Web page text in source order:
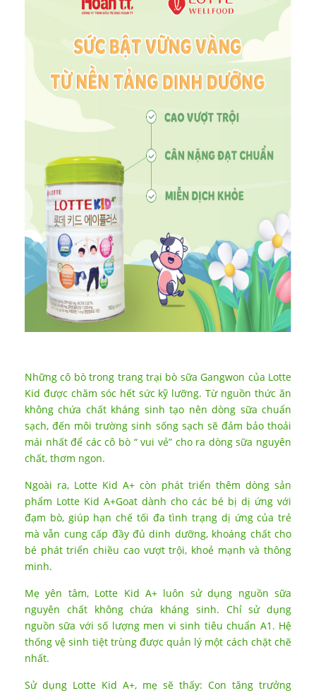
Những cô bò trong trang trại bò sữa Gangwon của Lotte
Kid được chăm sóc hết sức kỹ lưỡng. Từ nguồn thức ăn
không chứa chất kháng sinh tạo nên dòng sữa chuẩn
sạch, đến môi trường sinh sống sạch sẽ đảm bảo thoải
mái nhất để các cô bò “ vui vẻ” cho ra dòng sữa nguyên
chất, thơm ngon.
Ngoài ra, Lotte Kid A+ còn phát triển thêm dòng sản
phẩm Lotte Kid A+Goat dành cho các bé bị dị ứng với
đạm bò, giúp hạn chế tối đa tình trạng dị ứng của trẻ
mà vẫn cung cấp đầy đủ dinh dưỡng, khoáng chất cho
bé phát triển chiều cao vượt trội, khoẻ mạnh và thông
minh.
Mẹ yên tâm, Lotte Kid A+ luôn sử dụng nguồn sữa
nguyên chất không chứa kháng sinh. Chỉ sử dụng
nguồn sữa với số lượng men vi sinh tiêu chuẩn A1. Hệ
thống vệ sinh tiệt trùng được quản lý một cách chặt chẽ
nhất.
Sử dụng Lotte Kid A+, mẹ sẽ thấy: Con tăng trưởng